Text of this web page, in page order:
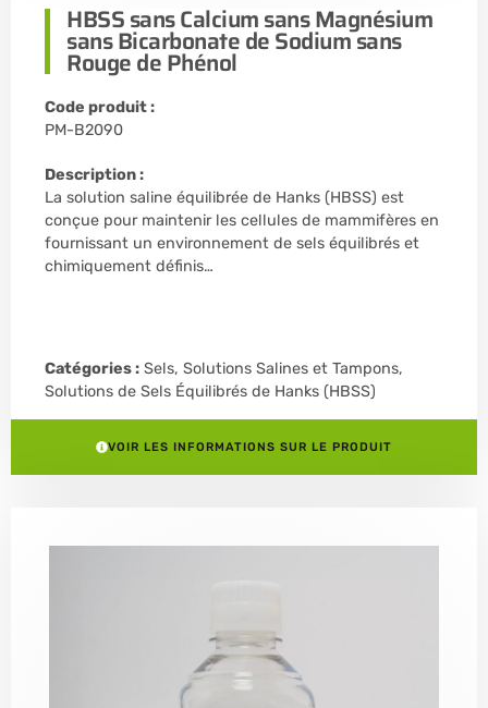
HBSS sans Calcium sans Magnésium
sans Bicarbonate de Sodium sans
Rouge de Phénol
Code produit :
PM-B2090
Description :
La solution saline équilibrée de Hanks (HBSS) est
conçue pour maintenir les cellules de mammifères en
fournissant un environnement de sels équilibrés et
chimiquement définis…
Catégories : Sels, Solutions Salines et Tampons,
Solutions de Sels Équilibrés de Hanks (HBSS)
VOIR LES INFORMATIONS SUR LE PRODUIT